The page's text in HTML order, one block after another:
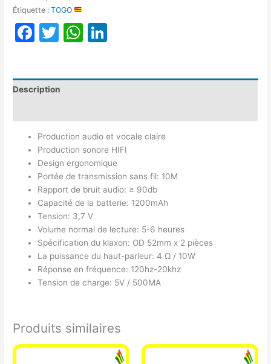
Étiquette :TOGO
Facebook
TwitterWhatsApp
Description
Production audio et vocale claire
Production sonore HIFI
Design ergonomique
Portée de transmission sans fil: 10M
Rapport de bruit audio: ≥ 90db
Capacité de la batterie: 1200mAh
Tension: 3,7 V
Volume normal de lecture: 5-6 heures
Spécification du klaxon: OD 52mm x 2 pièces
La puissance du haut-parleur: 4 Ω / 10W
Réponse en fréquence: 120hz-20khz
Tension de charge: 5V / 500MA
Produits similaires